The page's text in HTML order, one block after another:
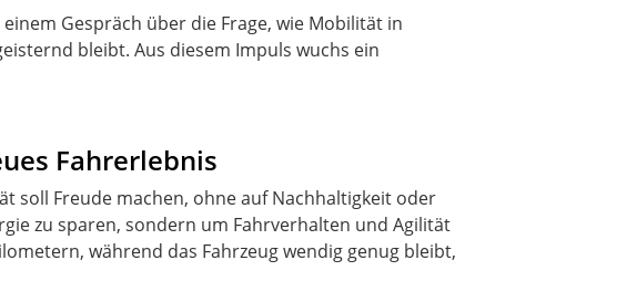
Gespräch über die Frage, wie Mobilität in
bleibt. Aus diesem Impuls wuchs ein
Fahrerlebnis
soll Freude machen, ohne auf Nachhaltigkeit oder
zu sparen, sondern um Fahrverhalten und Agilität
während das Fahrzeug wendig genug bleibt,